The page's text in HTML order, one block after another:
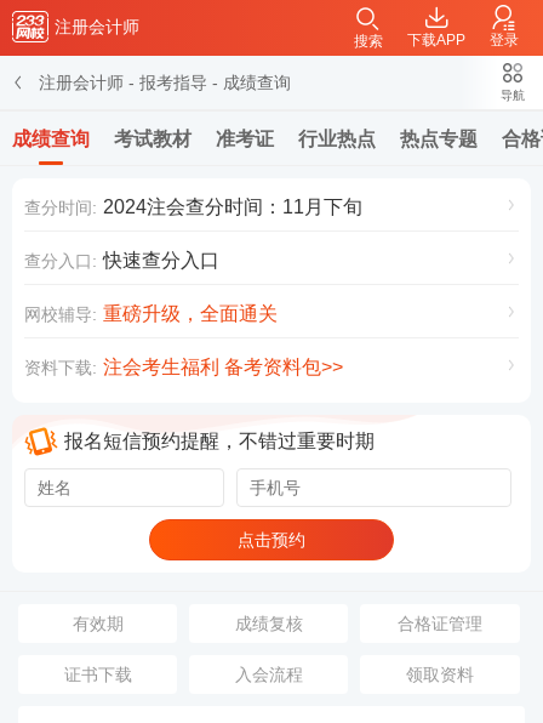
注册会计师
下载APP 登录
搜索
注册会计师 - 报考指导 - 成绩查询
成绩查询 考试教材 准考证 行业热点 热点专题 合
导航
查分时间: 2024注会查分时间：11月下旬
查分入口: 快速查分入口
网校辅导: 重磅升级，全面通关
资料下载: 注会考生福利 备考资料包>>
报名短信预约提醒，不错过重要时期
点击预约
有效期 成绩复核 合格证管理
证书下载 入会流程 领取资料